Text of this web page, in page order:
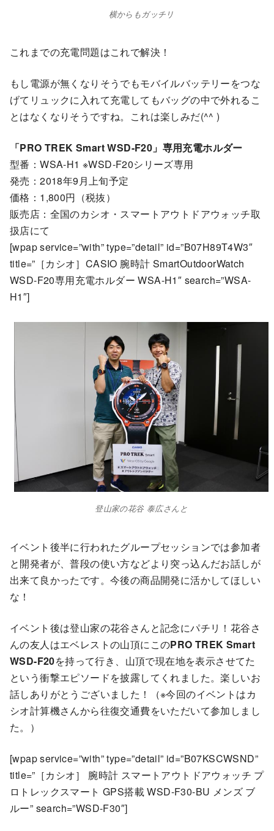
横からもガッチリ
これまでの充電問題はこれで解決！
もし電源が無くなりそうでもモバイルバッテリーをつな
げてリュックに入れて充電してもバッグの中で外れるこ
とはなくなりそうですね。これは楽しみだ(^^ )
「PRO TREK Smart WSD-F20」専用充電ホルダー
型番：WSA-H1 ※WSD-F20シリーズ専用
発売：2018年9月上旬予定
価格：1,800円（税抜）
販売店：全国のカシオ・スマートアウトドアウォッチ取
扱店にて
[wpap service=”with” type=”detail” id=”B07H89T4W3″
title=”［カシオ］CASIO 腕時計 SmartOutdoorWatch
WSD-F20専用充電ホルダー WSA-H1″ search=”WSA-
H1″]
登山家の花谷 泰広さんと
イベント後半に行われたグループセッションでは参加者
と開発者が、普段の使い方などより突っ込んだお話しが
出来て良かったです。今後の商品開発に活かしてほしい
な！
イベント後は登山家の花谷さんと記念にパチリ！花谷さ
んの友人はエベレストの山頂にこのPRO TREK Smart
WSD-F20を持って行き、山頂で現在地を表示させてた
という衝撃エピソードを披露してくれました。楽しいお
話しありがとうございました！（※今回のイベントはカ
シオ計算機さんから往復交通費をいただいて参加しまし
た。）
[wpap service=”with” type=”detail” id=”B07KSCWSND”
title=”［カシオ］ 腕時計 スマートアウトドアウォッチ プ
ロトレックスマート GPS搭載 WSD-F30-BU メンズ ブ
ルー” search=”WSD-F30″]